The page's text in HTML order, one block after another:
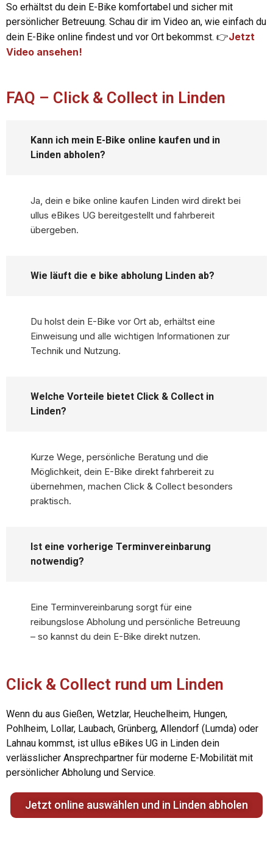
So erhältst du dein E-Bike komfortabel und sicher mit
persönlicher Betreuung. Schau dir im Video an, wie einfach du
dein E-Bike online findest und vor Ort bekommst. 👉Jetzt
Video ansehen!
FAQ – Click & Collect in Linden
Kann ich mein E-Bike online kaufen und in
Linden abholen?
Ja, dein e bike online kaufen Linden wird direkt bei
ullus eBikes UG bereitgestellt und fahrbereit
übergeben.
Wie läuft die e bike abholung Linden ab?
Du holst dein E-Bike vor Ort ab, erhältst eine
Einweisung und alle wichtigen Informationen zur
Technik und Nutzung.
Welche Vorteile bietet Click & Collect in
Linden?
Kurze Wege, persönliche Beratung und die
Möglichkeit, dein E-Bike direkt fahrbereit zu
übernehmen, machen Click & Collect besonders
praktisch.
Ist eine vorherige Terminvereinbarung
notwendig?
Eine Terminvereinbarung sorgt für eine
reibungslose Abholung und persönliche Betreuung
– so kannst du dein E-Bike direkt nutzen.
Click & Collect rund um Linden
Wenn du aus Gießen, Wetzlar, Heuchelheim, Hungen,
Pohlheim, Lollar, Laubach, Grünberg, Allendorf (Lumda) oder
Lahnau kommst, ist ullus eBikes UG in Linden dein
verlässlicher Ansprechpartner für moderne E-Mobilität mit
persönlicher Abholung und Service.
Jetzt online auswählen und in Linden abholen